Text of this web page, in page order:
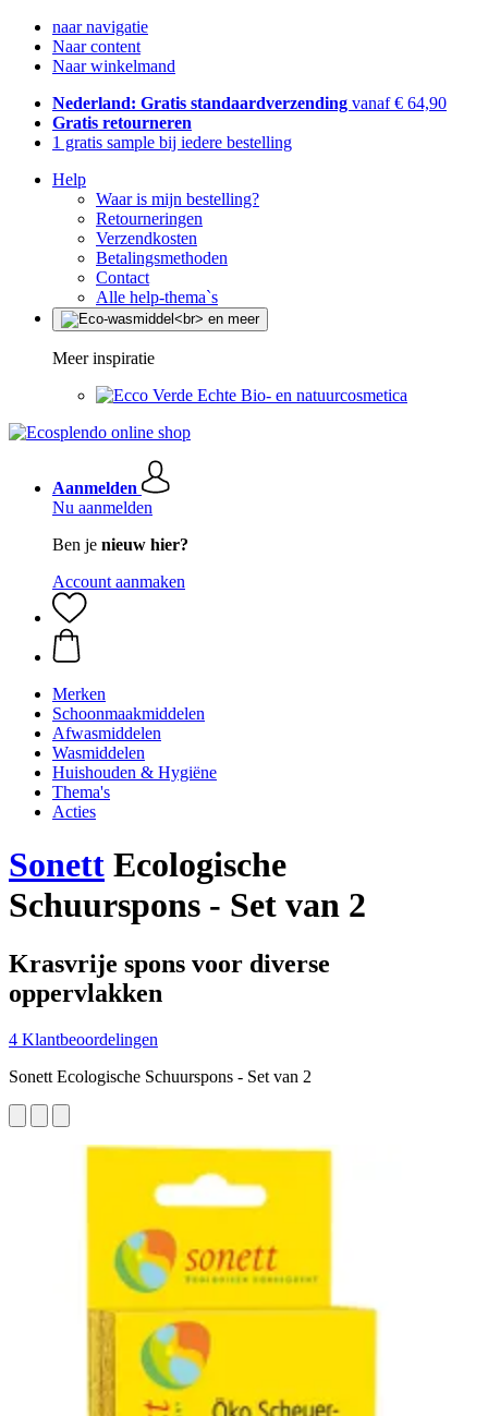
naar navigatie
Naar content
Naar winkelmand
Nederland: Gratis standaardverzending vanaf € 64,90
Gratis retourneren
1 gratis sample bij iedere bestelling
Help
Waar is mijn bestelling?
Retourneringen
Verzendkosten
Betalingsmethoden
Contact
Alle help-thema`s
Meer inspiratie
Echte Bio- en natuurcosmetica
Aanmelden
Nu aanmelden
Ben je nieuw hier?
Account aanmaken
Merken
Schoonmaakmiddelen
Afwasmiddelen
Wasmiddelen
Huishouden & Hygiëne
Thema's
Acties
Sonett Ecologische
Schuurspons - Set van 2
Krasvrije spons voor diverse
oppervlakken
4 Klantbeoordelingen
Sonett Ecologische Schuurspons - Set van 2